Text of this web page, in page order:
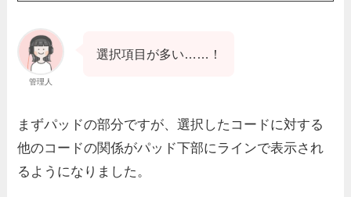
管理人
選択項目が多い……！
まずパッドの部分ですが、選択したコードに対する
他のコードの関係がパッド下部にラインで表示され
るようになりました。